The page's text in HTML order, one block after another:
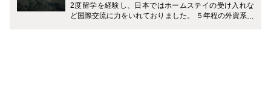
2度留学を経験し、日本ではホームステイの受け入れな
ど国際交流に力をいれておりました。 ５年程の外資系の